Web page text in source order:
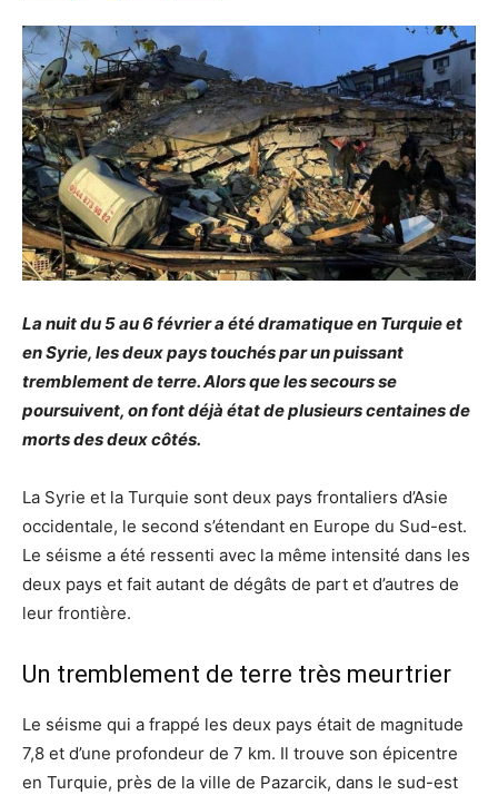
La nuit du 5 au 6 février a été dramatique en Turquie et
en Syrie, les deux pays touchés par un puissant
tremblement de terre. Alors que les secours se
poursuivent, on font déjà état de plusieurs centaines de
morts des deux côtés.
La Syrie et la Turquie sont deux pays frontaliers d’Asie
occidentale, le second s’étendant en Europe du Sud-est.
Le séisme a été ressenti avec la même intensité dans les
deux pays et fait autant de dégâts de part et d’autres de
leur frontière.
Un tremblement de terre très meurtrier
Le séisme qui a frappé les deux pays était de magnitude
7,8 et d’une profondeur de 7 km. Il trouve son épicentre
en Turquie, près de la ville de Pazarcik, dans le sud-est